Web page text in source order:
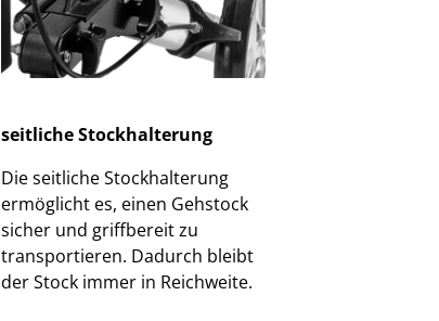
seitliche Stockhalterung
Die seitliche Stockhalterung
ermöglicht es, einen Gehstock
sicher und griffbereit zu
transportieren. Dadurch bleibt
der Stock immer in Reichweite.